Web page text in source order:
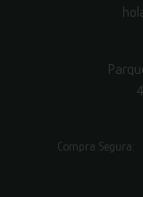
Compra Segura: